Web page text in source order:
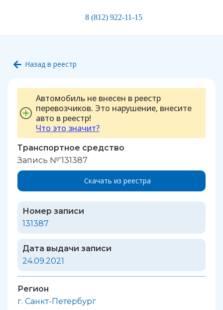
8 (812) 922-11-15
Назад в реестр
Автомобиль не внесен в реестр
перевозчиков. Это нарушение, внесите
авто в реестр!
Что это значит?
Транспортное средство
Запись №'131387
Скачать из реестра
Номер записи
131387
Дата выдачи записи
24.09.2021
Регион
г. Санкт-Петербург